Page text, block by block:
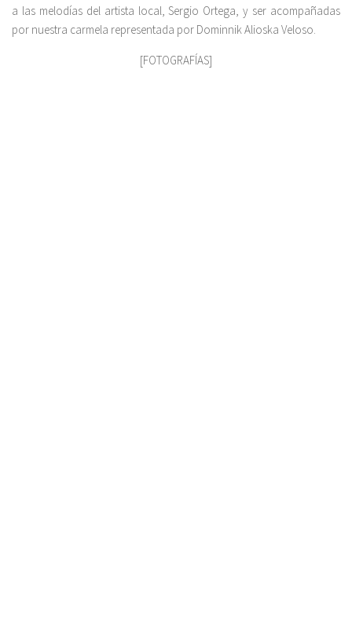
a las melodías del artista local, Sergio Ortega, y ser acompañadas
por nuestra carmela representada por Dominnik Alioska Veloso.
[FOTOGRAFÍAS]